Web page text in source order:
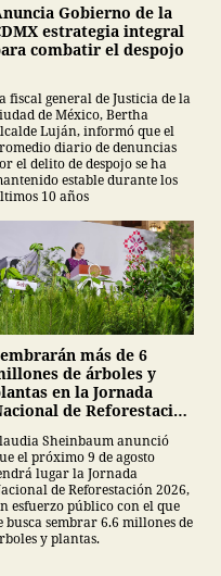
Gobierno de la
estrategia integral
combatir el despojo
fiscal general de Justicia de la
de México, Bertha
Luján, informó que el
diario de denuncias
el delito de despojo se ha
estable durante los
10 años
más de 6
de árboles y
en la Jornada
de Reforestación
Sheinbaum anunció
el próximo 9 de agosto
lugar la Jornada
de Reforestación 2026,
esfuerzo público con el que
busca sembrar 6.6 millones de
y plantas.